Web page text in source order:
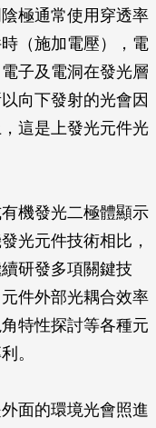
極通常使用穿透率
（施加電壓），電
子及電洞在發光層
向下發射的光會因
這是上發光元件光
機發光二極體顯示
光元件技術相比，
研發多項關鍵技
件外部光耦合效率
特性探討等各種元
。
面的環境光會照進